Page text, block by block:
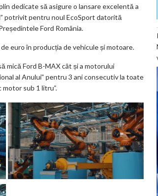
dedicate să asigure o lansare excelentă a
potrivit pentru noul EcoSport datorită
Ford România.
euro în producția de vehicule și motoare.
mică Ford B-MAX cât și a motorului
al Anului” pentru 3 ani consecutiv la toate
motor sub 1 litru”.